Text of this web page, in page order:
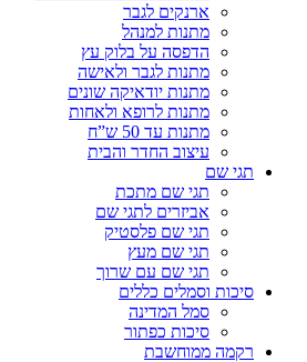
ארנקים לגבר
מתנות למנהל
הדפסה על בלוק עץ
מתנות לגבר ולאישה
מתנות יודאיקה שונים
מתנות לרופא ולאחות
מתנות עד 50 ש”ח
עיצוב החדר והבית
תגי שם
תגי שם מתכת
אביזרים לתגי שם
תגי שם פלסטיק
תגי שם מעץ
תגי שם עם שרוך
סיכות וסמלים כללים
סמל המדינה
סיכות כפתור
רקמה ממוחשבת